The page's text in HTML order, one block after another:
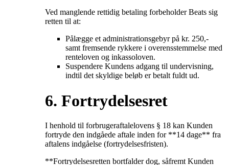
Ved manglende rettidig betaling forbeholder Beats sig
retten til at:
Pålægge et administrationsgebyr på kr. 250,-
samt fremsende rykkere i overensstemmelse med
renteloven og inkassoloven.
Suspendere Kundens adgang til undervisning,
indtil det skyldige beløb er betalt fuldt ud.
6. Fortrydelsesret
I henhold til forbrugeraftalelovens § 18 kan Kunden
fortryde den indgåede aftale inden for **14 dage** fra
aftalens indgåelse (fortrydelsesfristen).
**Fortrydelsesretten bortfalder dog, såfremt Kunden